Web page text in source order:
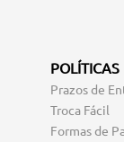
POLÍTICAS
Prazos de
Troca Fácil
Formas de